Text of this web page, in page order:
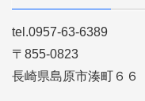
tel.0957-63-6389
〒855-0823
長崎県島原市湊町６６